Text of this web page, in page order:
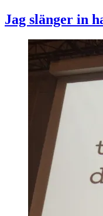
Jag slänger in